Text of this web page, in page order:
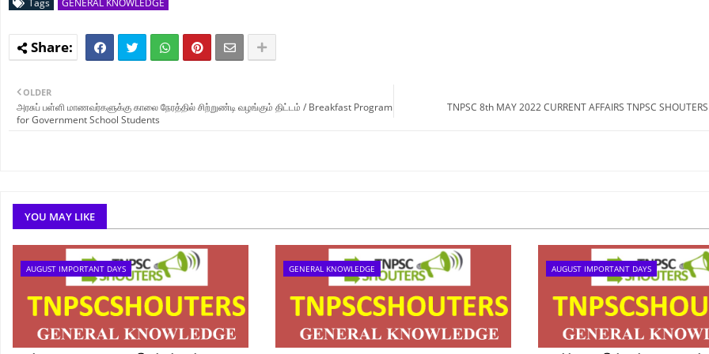
Tags GENERAL KNOWLEDGE
TNPSC 8th MAY 2022 CURRENT AFFAIRS TNPSC
OLDER
அரசுப் பள்ளி மாணவர்களுக்கு காலை நேரத்தில் சிற்றுண்டி வழங்கும் திட்டம் / Breakfast Program
for Government School Students
YOU MAY LIKE
AUGUST IMPORTANT DAYS GENERAL KNOWLEDGE AUGUST IMPORTANT DAYS